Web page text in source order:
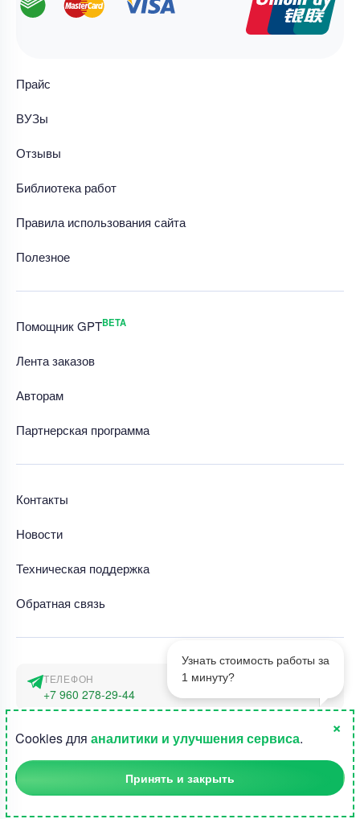
1
Узнать стоимость работы за
1 минуту?
Прайс
ВУЗы
Отзывы
Библиотека работ
Правила использования сайта
Полезное
Помощник GPTBETA
Лента заказов
Авторам
Партнерская программа
Контакты
Новости
Техническая поддержка
Обратная связь
ТЕЛЕФОН
+7 960 278-29-44
г. Москва, наб. Тараса Шевченко 23а
©2015-2026, Студландия -
Cookies для аналитики и улучшения сервиса.
×
Принять и закрыть